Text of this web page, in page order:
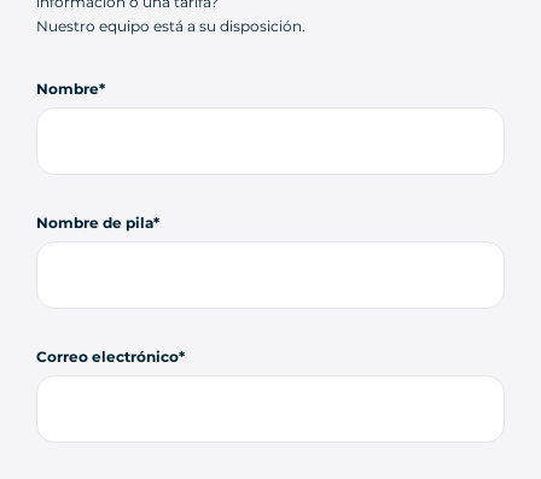
Nuestro equipo está a su disposición.
Nombre
Nombre de pila
Correo electrónico